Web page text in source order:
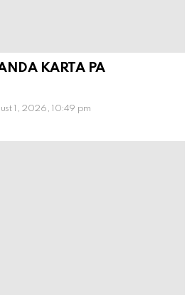
KARTA PA
1, 2026, 10:49 pm